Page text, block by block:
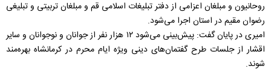
روحانیون و مبلغان اعزامی از دفتر تبلیغات اسلامی قم و مبلغان تربیتی و تبلیغی
رضوان مقیم در استان اجرا می‌شود.
امیری در پایان گفت: پیش‌بینی می‌شود ۱۲ هزار نفر از جوانان و نوجوانان و سایر
اقشار از جلسات طرح گفتمان‌های دینی ویژه ایام محرم در کرمانشاه بهره‌مند
شوند.